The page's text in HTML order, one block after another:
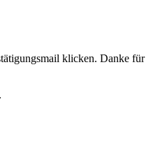
klicken. Danke für